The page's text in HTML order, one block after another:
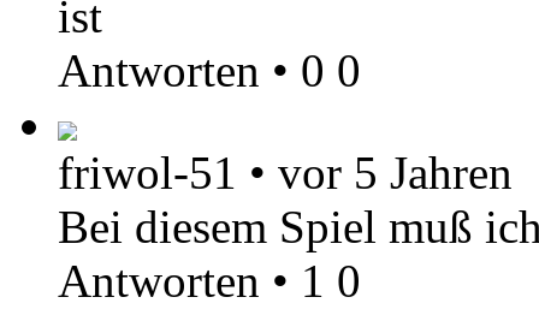
ist
Antworten • 0 0
friwol-51 • vor 5 Jahren
Bei diesem Spiel muß
Antworten • 1 0